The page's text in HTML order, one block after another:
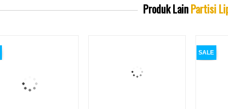
Produk LainPartisi
SALE